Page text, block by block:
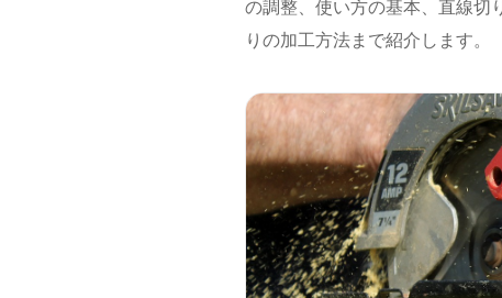
の調整、使い方の基本、直線切
りの加工方法まで紹介します。